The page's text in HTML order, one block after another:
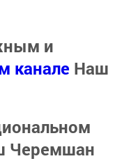
и
канале Наш
Черемшан